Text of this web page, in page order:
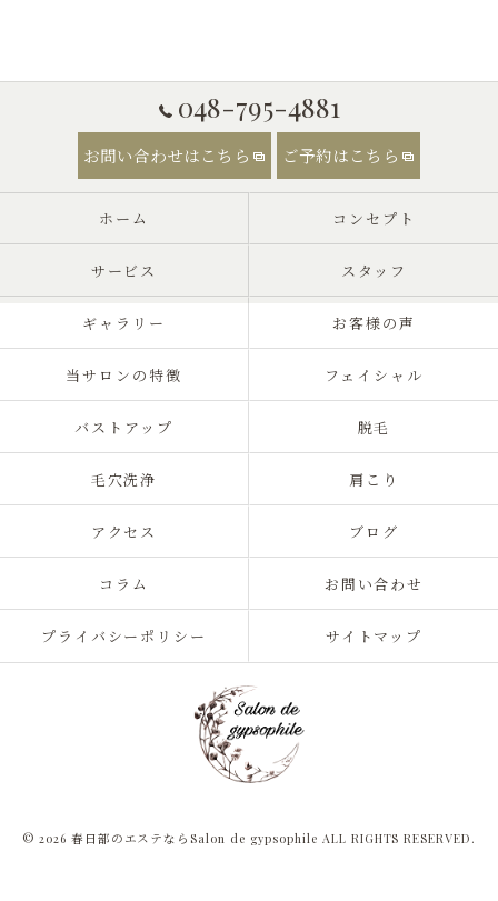
048-795-4881
お問い合わせはこちら ご予約はこちら
ホーム コンセプト
サービス スタッフ
ギャラリー お客様の声
当サロンの特徴 フェイシャル
バストアップ 脱毛
毛穴洗浄 肩こり
アクセス ブログ
コラム お問い合わせ
プライバシーポリシー サイトマップ
© 2026 春日部のエステならSalon de gypsophile ALL RIGHTS RESERVED.